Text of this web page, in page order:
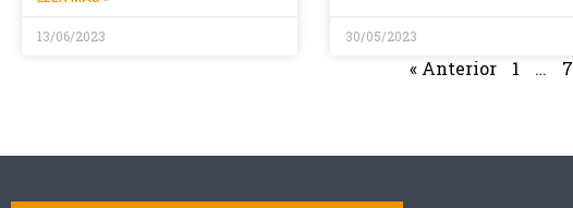
13/06/2023 30/05/2023
« Anterior 1 … 7